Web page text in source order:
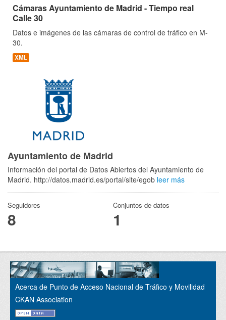
Cámaras Ayuntamiento de Madrid - Tiempo real
Calle 30
Datos e imágenes de las cámaras de control de tráfico en M-
30.
XML
Ayuntamiento de Madrid
Información del portal de Datos Abiertos del Ayuntamiento de
Madrid. http://datos.madrid.es/portal/site/egob leer más
Seguidores
8
Conjuntos de datos
1
Acerca de Punto de Acceso Nacional de Tráfico y Movilidad
CKAN Association